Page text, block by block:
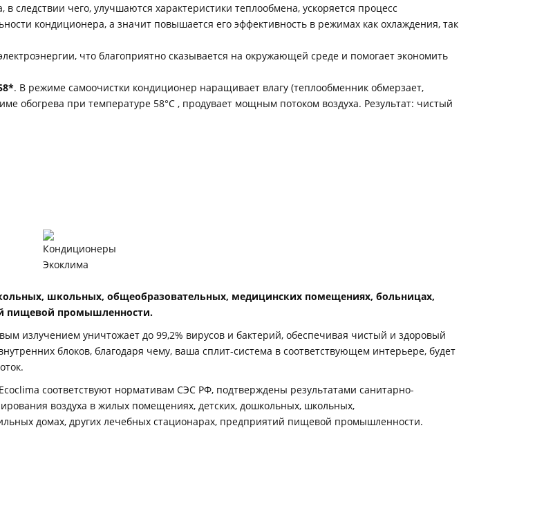
следствии чего, улучшаются характеристики теплообмена, ускоряется процесс
кондиционера, а значит повышается его эффективность в режимах как охлаждения, так
что благоприятно сказывается на окружающей среде и помогает экономить
. В режиме самоочистки кондиционер наращивает влагу (теплообменник обмерзает,
обогрева при температуре 58°С , продувает мощным потоком воздуха. Результат: чистый
школьных, общеобразовательных, медицинских помещениях, больницах,
пищевой промышленности.
излучением уничтожает до 99,2% вирусов и бактерий, обеспечивая чистый и здоровый
блоков, благодаря чему, ваша сплит-система в соответствующем интерьере, будет
соответствуют нормативам СЭС РФ, подтверждены результатами санитарно-
воздуха в жилых помещениях, детских, дошкольных, школьных,
домах, других лечебных стационарах, предприятий пищевой промышленности.